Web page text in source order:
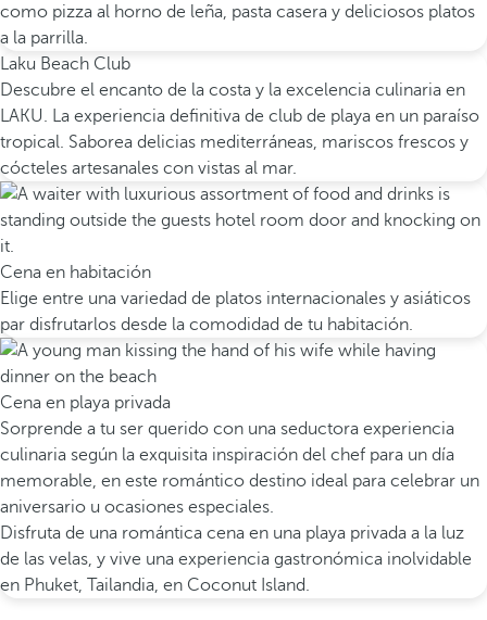
como pizza al horno de leña, pasta casera y deliciosos platos
a la parrilla.
Laku Beach Club
Descubre el encanto de la costa y la excelencia culinaria en
LAKU. La experiencia definitiva de club de playa en un paraíso
tropical. Saborea delicias mediterráneas, mariscos frescos y
cócteles artesanales con vistas al mar.
Cena en habitación
Elige entre una variedad de platos internacionales y asiáticos
par disfrutarlos desde la comodidad de tu habitación.
Cena en playa privada
Sorprende a tu ser querido con una seductora experiencia
culinaria según la exquisita inspiración del chef para un día
memorable, en este romántico destino ideal para celebrar un
aniversario u ocasiones especiales.
Disfruta de una romántica cena en una playa privada a la luz
de las velas, y vive una experiencia gastronómica inolvidable
en Phuket, Tailandia, en Coconut Island.